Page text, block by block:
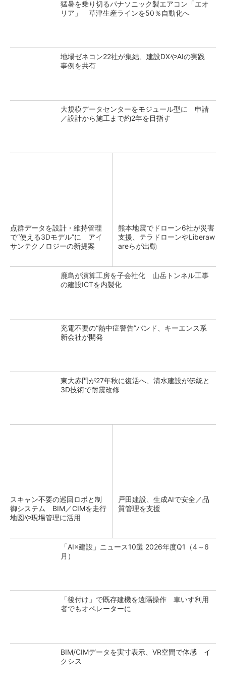
猛暑を乗り切るパナソニック製エアコン「エオ
リア」 草津生産ラインを50％自動化へ
地場ゼネコン22社が集結、建設DXやAIの実践
事例を共有
大規模データセンターをモジュール型に 申請
／設計から施工まで約2年を目指す
点群データを設計・維持管理
で“使える3Dモデル”に アイ
サンテクノロジーの新提案
熊本地震でドローン6社が災害
支援、テラドローンやLiberaw
areらが出動
鹿島が演算工房を子会社化 山岳トンネル工事
の建設ICTを内製化
充電不要の“熱中症警告”バンド、キーエンス系
新会社が開発
東大赤門が27年秋に復活へ、清水建設が伝統と
3D技術で耐震改修
スキャン不要の巡回ロボと制
御システム BIM／CIMを走行
地図や現場管理に活用
戸田建設、生成AIで安全／品
質管理を支援
「AI×建設」ニュース10選 2026年度Q1（4～6
月）
「後付け」で既存建機を遠隔操作 車いす利用
者でもオペレーターに
BIM/CIMデータを実寸表示、VR空間で体感 イ
クシス